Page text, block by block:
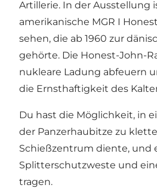
Artillerie. In der Ausstellung
amerikanische MGR I
sehen, die ab 1960 zur
gehörte. Die Honest-John-
nukleare Ladung abfeuern
die Ernsthaftigkeit des
Du hast die Möglichkeit, in
der Panzerhaubitze zu
Schießzentrum diente, und
Splitterschutzweste und
tragen.